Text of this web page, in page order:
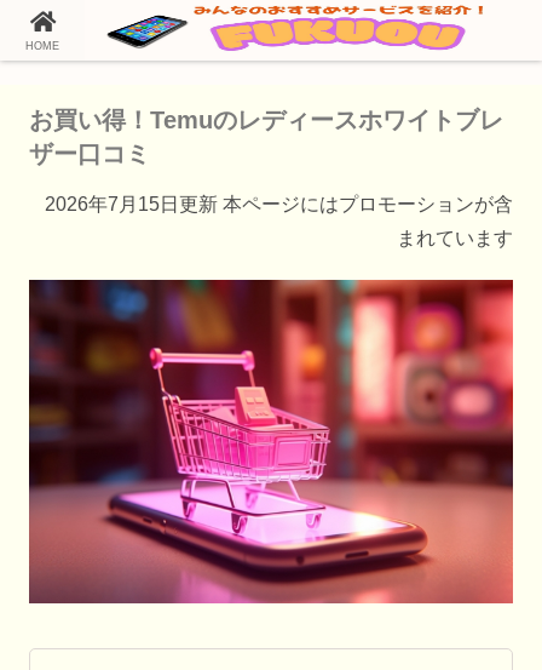
ホーム Temu（テム）の通販情報
お買い得！Temuのレディースホワイトブレ
ザー口コミ
2026年7月15日更新 本ページにはプロモーションが含
まれています
HOME